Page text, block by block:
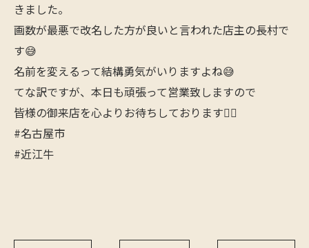
きました。
画数が最悪で改名した方が良いと言われた店主の長村で
す😅
名前を変えるって結構勇気がいりますよね😅
てな訳ですが、本日も頑張って営業致しますので
皆様の御来店を心よりお待ちしております🙇‍♂️
#名古屋市
#近江牛